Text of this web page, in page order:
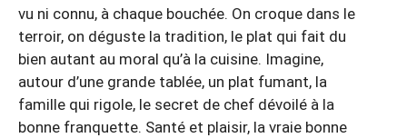
vu ni connu, à chaque bouchée. On croque dans le
terroir, on déguste la tradition, le plat qui fait du
bien autant au moral qu’à la cuisine. Imagine,
autour d’une grande tablée, un plat fumant, la
famille qui rigole, le secret de chef dévoilé à la
bonne franquette. Santé et plaisir, la vraie bonne